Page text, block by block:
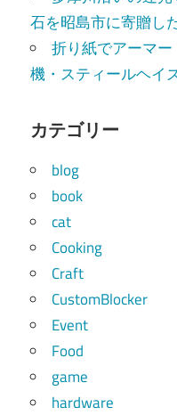
石を昭島市に寄贈し
折り紙でアーマ
機・スティールヘイ
カテゴリー
blog
book
cat
Cooking
Craft
CustomBlocker
Event
Food
game
hardware